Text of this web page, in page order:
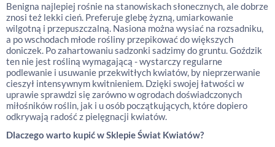
Benigna najlepiej rośnie na stanowiskach słonecznych, ale dobrze
znosi też lekki cień. Preferuje glebę żyzną, umiarkowanie
wilgotną i przepuszczalną. Nasiona można wysiać na rozsadniku,
a po wschodach młode rośliny przepikować do większych
doniczek. Po zahartowaniu sadzonki sadzimy do gruntu. Goździk
ten nie jest rośliną wymagającą - wystarczy regularne
podlewanie i usuwanie przekwitłych kwiatów, by nieprzerwanie
cieszył intensywnym kwitnieniem. Dzięki swojej łatwości w
uprawie sprawdzi się zarówno w ogrodach doświadczonych
miłośników roślin, jak i u osób początkujących, które dopiero
odkrywają radość z pielęgnacji kwiatów.
Dlaczego warto kupić w Sklepie Świat Kwiatów?